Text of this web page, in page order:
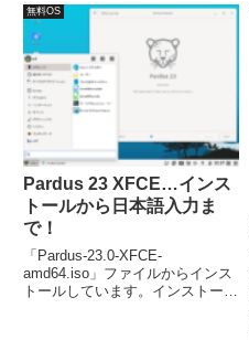
「続ける」等をクリックするだけ
です。尚、日本語化と日本語入力
設定は、別途必要です。
無料OS
Pardus 23 XFCE…インス
トールから日本語入力ま
で！
「Pardus-23.0-XFCE-
amd64.iso」ファイルからインス
トールしています。インストール